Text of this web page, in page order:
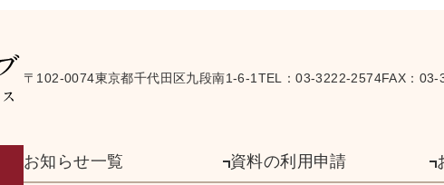
〒102-0074東京都千代田区九段南1-6-1TEL：03-3222-2574FAX：
お知らせ一覧 資料の利用申請